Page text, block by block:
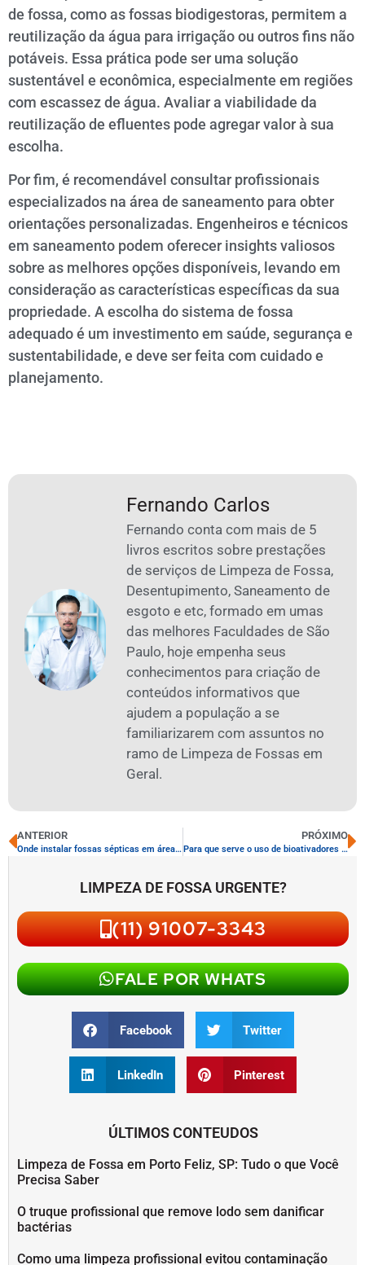
de fossa, como as fossas biodigestoras, permitem a
reutilização da água para irrigação ou outros fins não
potáveis. Essa prática pode ser uma solução
sustentável e econômica, especialmente em regiões
com escassez de água. Avaliar a viabilidade da
reutilização de efluentes pode agregar valor à sua
escolha.
Por fim, é recomendável consultar profissionais
especializados na área de saneamento para obter
orientações personalizadas. Engenheiros e técnicos
em saneamento podem oferecer insights valiosos
sobre as melhores opções disponíveis, levando em
consideração as características específicas da sua
propriedade. A escolha do sistema de fossa
adequado é um investimento em saúde, segurança e
sustentabilidade, e deve ser feita com cuidado e
planejamento.
Fernando Carlos
Fernando conta com mais de 5
livros escritos sobre prestações
de serviços de Limpeza de Fossa,
Desentupimento, Saneamento de
esgoto e etc, formado em umas
das melhores Faculdades de São
Paulo, hoje empenha seus
conhecimentos para criação de
conteúdos informativos que
ajudem a população a se
familiarizarem com assuntos no
ramo de Limpeza de Fossas em
Geral.
ANTERIOR
Onde instalar fossas sépticas em áreas alagadiças
PRÓXIMO
Para que serve o uso de bioativadores em fossas
LIMPEZA DE FOSSA URGENTE?
(11) 91007-3343
FALE POR WHATS
Facebook Twitter
LinkedIn Pinterest
ÚLTIMOS CONTEUDOS
Limpeza de Fossa em Porto Feliz, SP: Tudo o que Você
Precisa Saber
O truque profissional que remove lodo sem danificar
bactérias
Como uma limpeza profissional evitou contaminação